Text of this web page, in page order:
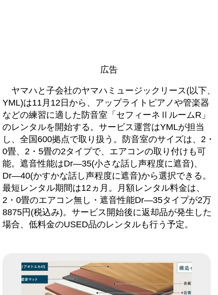
広告
ヤマハと子会社のヤマハミュージックリース(以下、
YML)は11月12日から、アップライトピアノや管楽器
などの練習に適した防音室「セフィーネⅡルームR」
のレンタルを開始する。サービス運営はYMLが担当
し、全国600拠点で取り扱う。防音室のサイズは、2・
0畳、2・5畳の2タイプで、エアコンの取り付けも可
能。遮音性能はDr―35(小さな話し声程度に遮音)、
Dr―40(かすかな話し声程度に遮音)から選択できる。
最短レンタル期間は12ヵ月。月額レンタル料金は、
2・0畳のエアコン無し・遮音性能Dr―35タイプが2万
8875円(税込み)。サービス開始後に返却品が発生した
場合、低料金のUSED品のレンタルも行う予定。